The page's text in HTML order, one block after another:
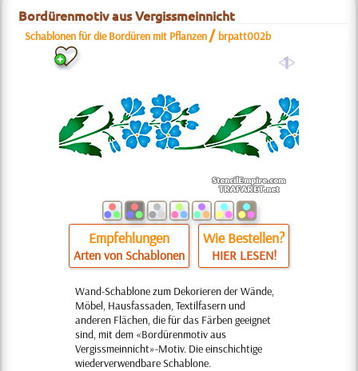
Bordürenmotiv aus Vergissmeinnicht
Schablonen für die Bordüren mit Pflanzen / brpatt002b
a
Empfehlungen
Arten von Schablonen
Wie Bestellen?
HIER LESEN!
Wand-Schablone zum Dekorieren der Wände,
Möbel, Hausfassaden, Textilfasern und
anderen Flächen, die für das Färben geeignet
sind, mit dem «Bordürenmotiv aus
Vergissmeinnicht»-Motiv. Die einschichtige
wiederverwendbare Schablone.